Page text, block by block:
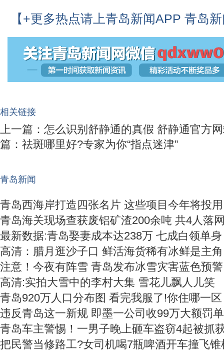
【+更多热点请上青岛新闻APP 青岛
相关链接
上一篇： 怎么识别舒静通的真假 舒静通官方
篇： 祛斑哪里好?专家为你“指点迷津”
青岛新闻
青岛西海岸打造四张名片 这些项目今年将投用
青岛海关现场查获废铝矿渣200余吨 共4人落
最新数据:青岛娶妻成本达238万 七成白领单身
高清：腊月逛沙子口 鲜活海货稀有冰鲜是主角
注意！今夜有阵雪 青岛发布冰雪灾害蓝色预警
高清:实拍大雪中的李村大集 雪花儿飘人儿笑
青岛920万人口分布图 看完我服了!你住哪一区
违反青岛这一新规 即墨一公司收99万大额罚单
青岛车主警惕！一男子晚上砸车盗窃4起被抓
把民警当修路工?女司机喝7瓶啤酒开车撞飞锥